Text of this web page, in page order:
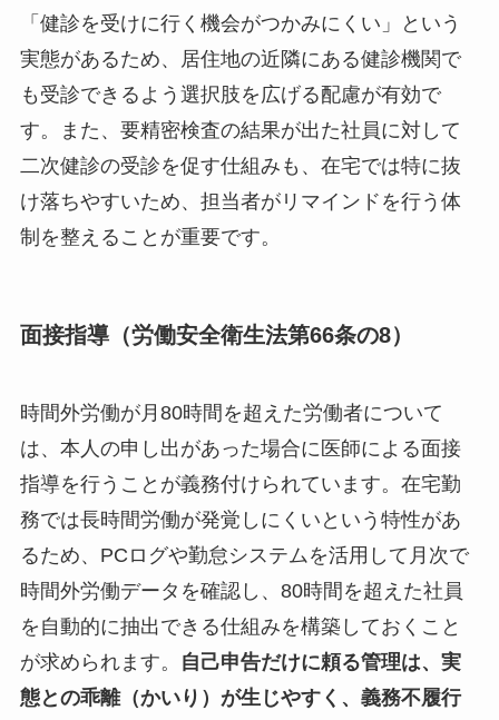
「健診を受けに行く機会がつかみにくい」という
実態があるため、居住地の近隣にある健診機関で
も受診できるよう選択肢を広げる配慮が有効で
す。また、要精密検査の結果が出た社員に対して
二次健診の受診を促す仕組みも、在宅では特に抜
け落ちやすいため、担当者がリマインドを行う体
制を整えることが重要です。
面接指導（労働安全衛生法第66条の8）
時間外労働が月80時間を超えた労働者について
は、本人の申し出があった場合に医師による面接
指導を行うことが義務付けられています。在宅勤
務では長時間労働が発覚しにくいという特性があ
るため、PCログや勤怠システムを活用して月次で
時間外労働データを確認し、80時間を超えた社員
を自動的に抽出できる仕組みを構築しておくこと
が求められます。
自己申告だけに頼る管理は、実
態との乖離（かいり）が生じやすく、義務不履行